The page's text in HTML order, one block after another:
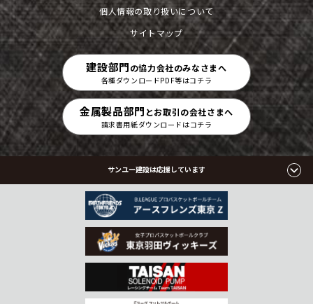
個人情報の取り扱いについて
サイトマップ
建設部門の協力会社のみなさまへ
各種ダウンロードPDF等はコチラ
金属製品部門 とお取引の会社さまへ
請求書用紙ダウンロードはコチラ
サンユー建設は応援しています